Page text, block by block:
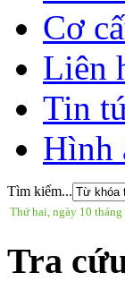
Cơ
Liên
Tin
Hình
Tìm kiếm...
Thứ hai, ngày 10 tháng
Tra